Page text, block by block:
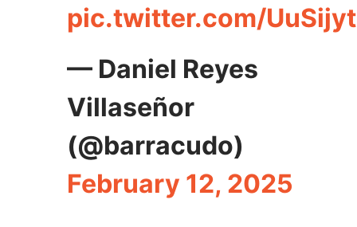
pic.twitter.com/
— Daniel Reyes
Villaseñor
(@barracudo)
February 12, 2025